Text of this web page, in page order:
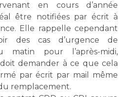
en cours d’année
être notifiées par écrit à
Elle rappelle cependant
des cas d’urgence de
matin pour l’après-midi,
doit demander à ce que cela
par écrit par mail même
remplacement.